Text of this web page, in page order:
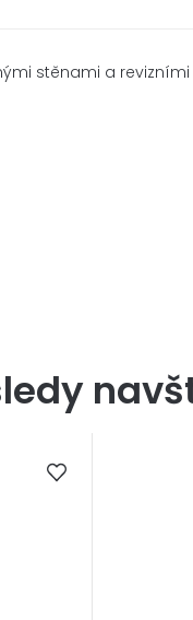
stěnami a revizními